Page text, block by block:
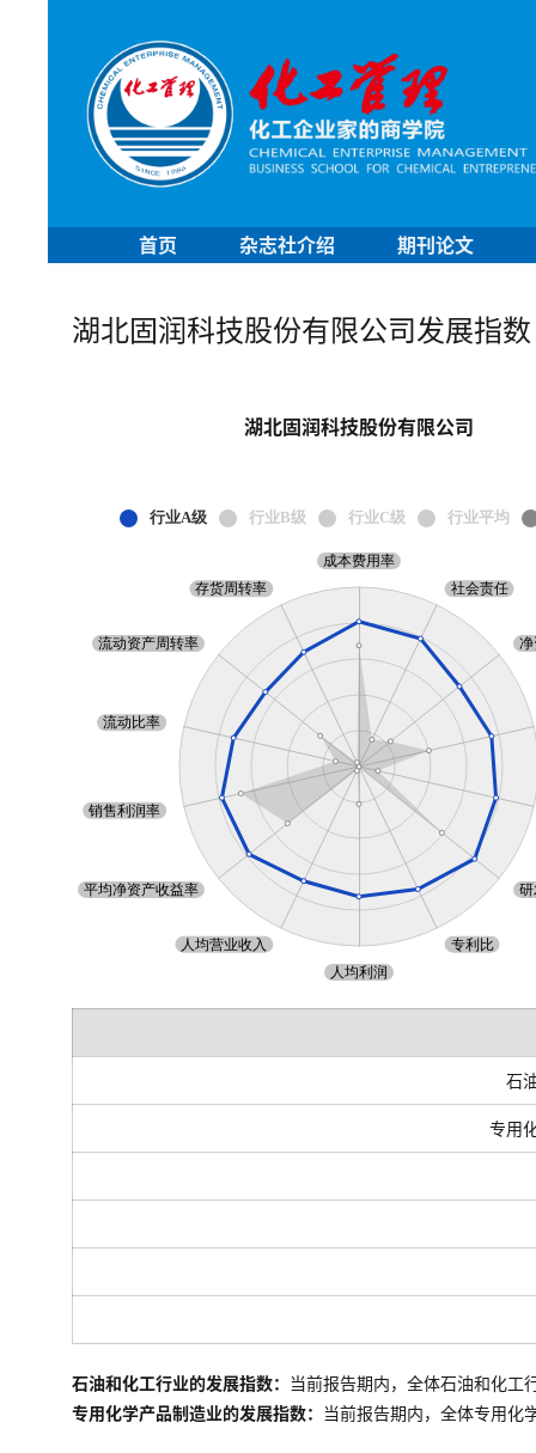
首页 杂志社介绍 期刊论文
湖北固润科技股份有限公司发展指数
湖北固润科技股份有限公司
石
专用
石油和化工行业的发展指数： 当前报告期内，全体石油和化工
专用化学产品制造业的发展指数： 当前报告期内，全体专用化